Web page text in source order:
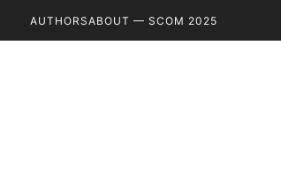
AUTHORSABOUT — SCOM 2025